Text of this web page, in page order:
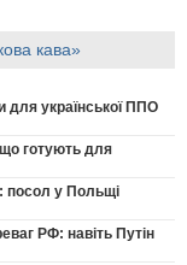
кава»
для української ППО
готують для
посол у Польщі
РФ: навіть Путін